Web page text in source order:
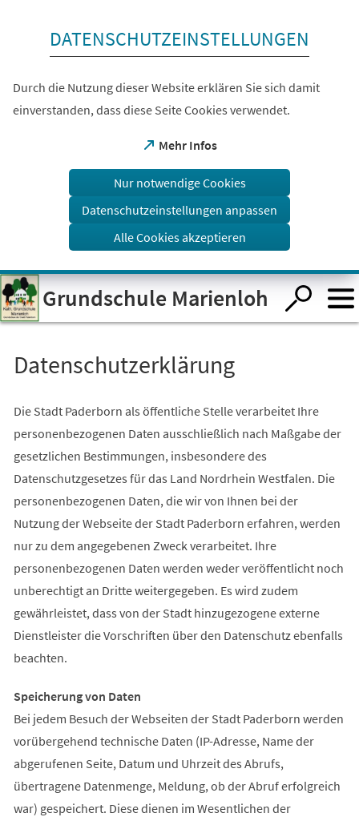
Visuelle
Assistenzsoftware
öffnen.
DATENSCHUTZEINSTELLUNGEN
Durch die Nutzung dieser Website erklären Sie sich damit
einverstanden, dass diese Seite Cookies verwendet.
Mehr Infos
(Öffnet
einem
Tab)
Nur notwendige Cookies
Datenschutzeinstellungen anpassen
Alle Cookies akzeptieren
Grundschule Marienloh
Datenschutzerklärung
Die Stadt Paderborn als öffentliche Stelle verarbeitet Ihre
personenbezogenen Daten ausschließlich nach Maßgabe der
gesetzlichen Bestimmungen, insbesondere des
Datenschutzgesetzes für das Land Nordrhein Westfalen. Die
personenbezogenen Daten, die wir von Ihnen bei der
Nutzung der Webseite der Stadt Paderborn erfahren, werden
nur zu dem angegebenen Zweck verarbeitet. Ihre
personenbezogenen Daten werden weder veröffentlicht noch
unberechtigt an Dritte weitergegeben. Es wird zudem
gewährleistet, dass von der Stadt hinzugezogene externe
Dienstleister die Vorschriften über den Datenschutz ebenfalls
beachten.
Speicherung von Daten
Bei jedem Besuch der Webseiten der Stadt Paderborn werden
vorübergehend technische Daten (IP-Adresse, Name der
abgerufenen Seite, Datum und Uhrzeit des Abrufs,
übertragene Datenmenge, Meldung, ob der Abruf erfolgreich
war) gespeichert. Diese dienen im Wesentlichen der